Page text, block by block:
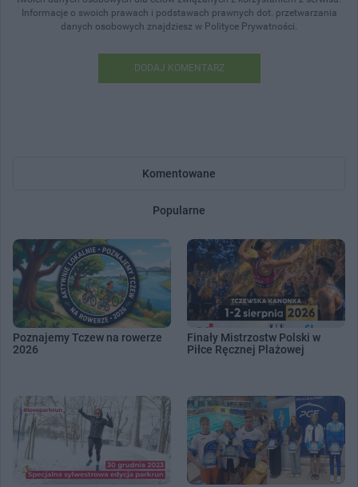
Informacje o swoich prawach i podstawach prawnych dot. przetwarzania
danych osobowych znajdziesz w Polityce Prywatności.
DODAJ KOMENTARZ
Komentowane
Popularne
Poznajemy Tczew na rowerze
2026
Finały Mistrzostw Polski w
Piłce Ręcznej Plażowej